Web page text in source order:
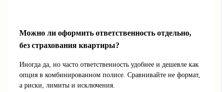
Можно ли оформить ответственность отдельно,
без страхования квартиры?
Иногда да, но часто ответственность удобнее и дешевле как
опция в комбинированном полисе. Сравнивайте не формат,
а риски, лимиты и исключения.